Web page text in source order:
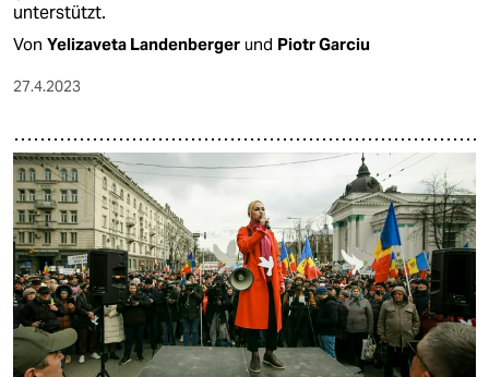
unterstützt.
Von Yelizaveta Landenberger und Piotr Garciu
27.4.2023